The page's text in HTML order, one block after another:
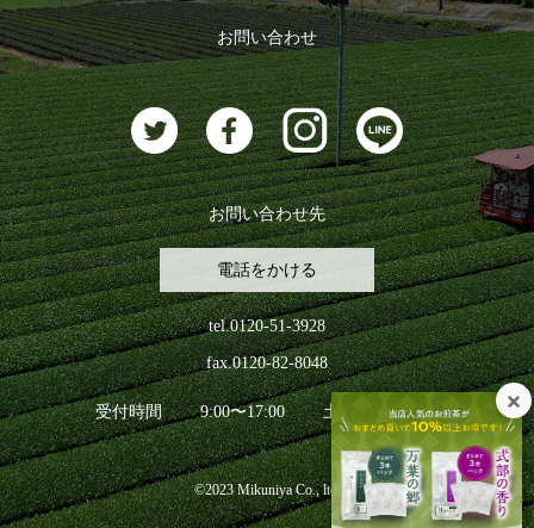
お茶に合うスイーツ
ログアウト
お問い合わせ
お問い合わせ先
電話をかける
tel.0120-51-3928
fax.0120-82-8048
受付時間 9:00〜17:00 土日祝日を除く
©2023 Mikuniya Co., ltd.